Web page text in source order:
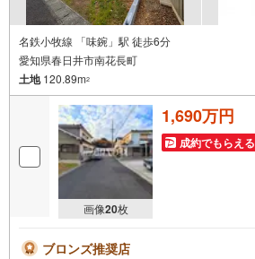
名鉄小牧線 「味鋺」駅 徒歩6分
愛知県春日井市南花長町
土地120.89m2
画像20枚
1,690万円
成約でもらえる
ブロンズ推奨店